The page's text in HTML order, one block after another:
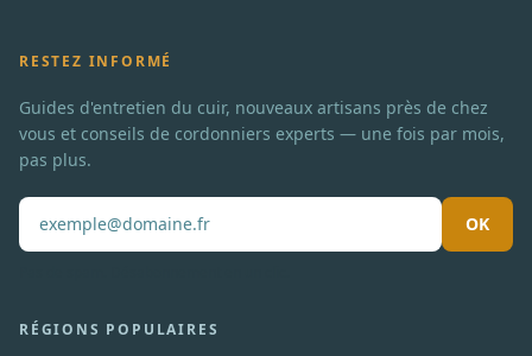
RESTEZ INFORMÉ
Guides d'entretien du cuir, nouveaux artisans près de chez
vous et conseils de cordonniers experts — une fois par mois,
pas plus.
OK
RÉGIONS POPULAIRES